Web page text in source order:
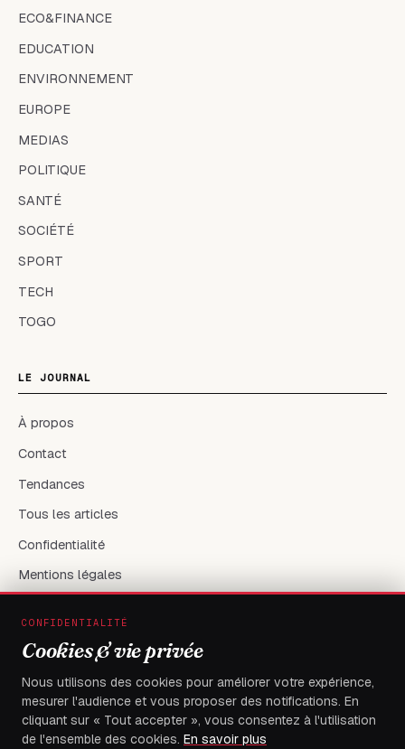
ECO&FINANCE
EDUCATION
ENVIRONNEMENT
EUROPE
MEDIAS
POLITIQUE
SANTÉ
SOCIÉTÉ
SPORT
TECH
TOGO
LE JOURNAL
À propos
Contact
Tendances
Tous les articles
Confidentialité
Mentions légales
X / Twitter
flambeaudesdemocrates@gmail.com
CONFIDENTIALITÉ
Cookies & vie privée
Nous utilisons des cookies pour améliorer votre expérience,
mesurer l'audience et vous proposer des notifications. En
cliquant sur « Tout accepter », vous consentez à l'utilisation
de l'ensemble des cookies. En savoir plus